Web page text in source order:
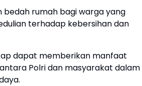
bedah rumah bagi warga yang
terhadap kebersihan dan
dapat memberikan manfaat
Polri dan masyarakat dalam